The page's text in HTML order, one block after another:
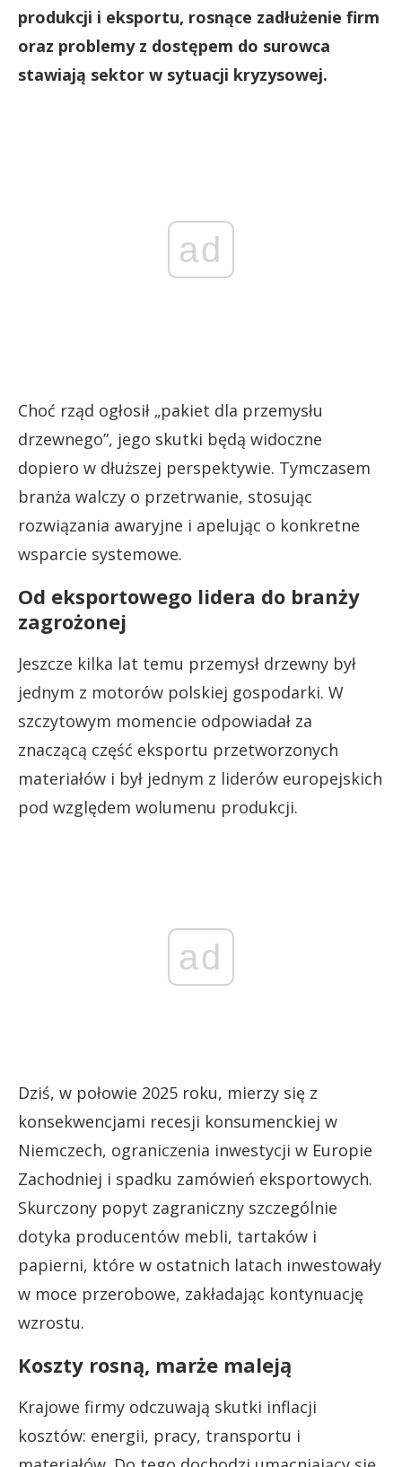
produkcji i eksportu, rosnące zadłużenie firm
oraz problemy z dostępem do surowca
stawiają sektor w sytuacji kryzysowej.
ad
Choć rząd ogłosił „pakiet dla przemysłu
drzewnego”, jego skutki będą widoczne
dopiero w dłuższej perspektywie. Tymczasem
branża walczy o przetrwanie, stosując
rozwiązania awaryjne i apelując o konkretne
wsparcie systemowe.
Od eksportowego lidera do branży
zagrożonej
Jeszcze kilka lat temu przemysł drzewny był
jednym z motorów polskiej gospodarki. W
szczytowym momencie odpowiadał za
znaczącą część eksportu przetworzonych
materiałów i był jednym z liderów europejskich
pod względem wolumenu produkcji.
ad
Dziś, w połowie 2025 roku, mierzy się z
konsekwencjami recesji konsumenckiej w
Niemczech, ograniczenia inwestycji w Europie
Zachodniej i spadku zamówień eksportowych.
Skurczony popyt zagraniczny szczególnie
dotyka producentów mebli, tartaków i
papierni, które w ostatnich latach inwestowały
w moce przerobowe, zakładając kontynuację
wzrostu.
Koszty rosną, marże maleją
Krajowe firmy odczuwają skutki inflacji
kosztów: energii, pracy, transportu i